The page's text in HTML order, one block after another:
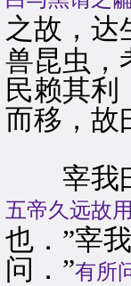
之故，达
兽昆虫，
民赖其利
而移，故
宰我曰
五帝久远故
也．”宰
问．”有所